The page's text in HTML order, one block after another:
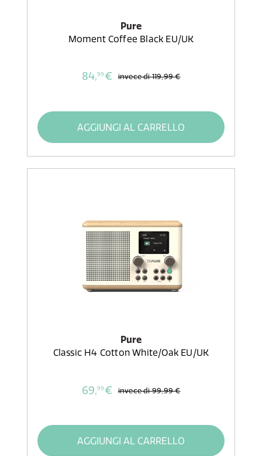
Pure
Moment Coffee Black EU/UK
84,99 € invece di119,99 €
AGGIUNGI AL CARRELLO
Pure
Classic H4 Cotton White/Oak EU/UK
69,99 € invece di99,99 €
AGGIUNGI AL CARRELLO